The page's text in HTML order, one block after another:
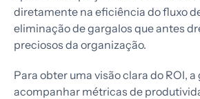
diretamente na eficiência do fluxo
eliminação de gargalos que antes
preciosos da organização.
Para obter uma visão clara do ROI,
acompanhar métricas de